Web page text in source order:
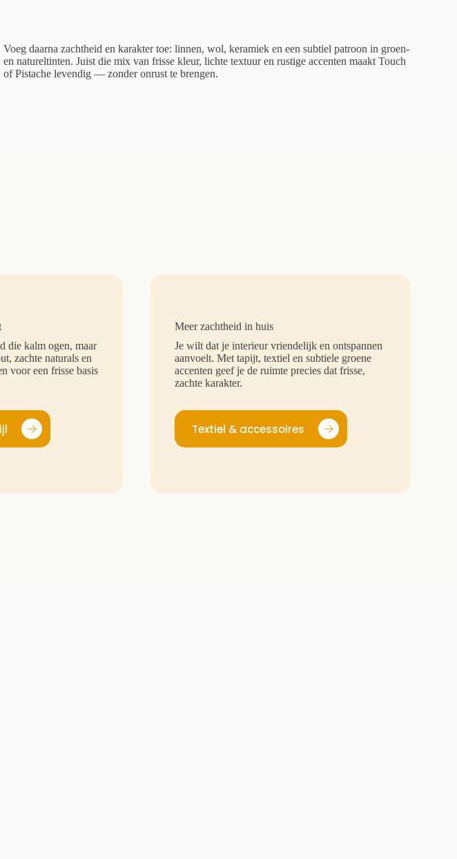
Voeg daarna zachtheid en karakter toe: linnen, wol, keramiek en een subtiel patroon in groen-
en natureltinten. Juist die mix van frisse kleur, lichte textuur en rustige accenten maakt Touch
of Pistache levendig — zonder onrust te brengen.
die kalm ogen, maar
zachte naturals en
voor een frisse basis
Meer zachtheid in huis
Je wilt dat je interieur vriendelijk en ontspannen
aanvoelt. Met tapijt, textiel en subtiele groene
accenten geef je de ruimte precies dat frisse,
zachte karakter.
Textiel & accessoires